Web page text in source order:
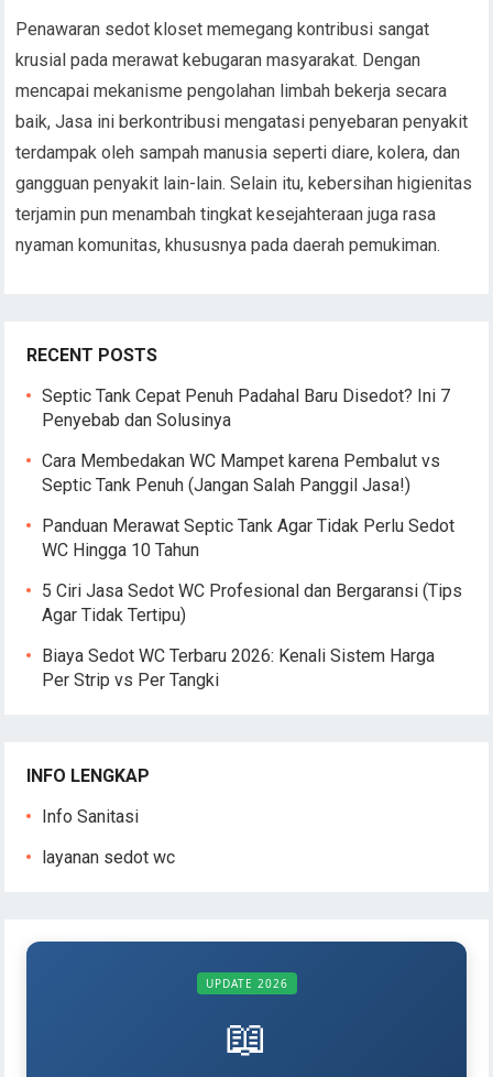
Penawaran sedot kloset memegang kontribusi sangat
krusial pada merawat kebugaran masyarakat. Dengan
mencapai mekanisme pengolahan limbah bekerja secara
baik, Jasa ini berkontribusi mengatasi penyebaran penyakit
terdampak oleh sampah manusia seperti diare, kolera, dan
gangguan penyakit lain-lain. Selain itu, kebersihan higienitas
terjamin pun menambah tingkat kesejahteraan juga rasa
nyaman komunitas, khususnya pada daerah pemukiman.
RECENT POSTS
Septic Tank Cepat Penuh Padahal Baru Disedot? Ini 7
Penyebab dan Solusinya
Cara Membedakan WC Mampet karena Pembalut vs
Septic Tank Penuh (Jangan Salah Panggil Jasa!)
Panduan Merawat Septic Tank Agar Tidak Perlu Sedot
WC Hingga 10 Tahun
5 Ciri Jasa Sedot WC Profesional dan Bergaransi (Tips
Agar Tidak Tertipu)
Biaya Sedot WC Terbaru 2026: Kenali Sistem Harga
Per Strip vs Per Tangki
INFO LENGKAP
Info Sanitasi
layanan sedot wc
UPDATE 2026
📖